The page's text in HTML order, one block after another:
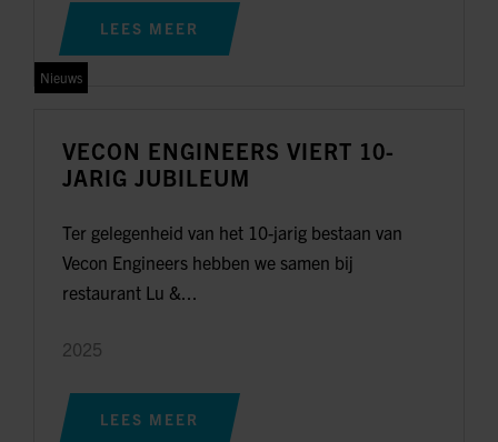
LEES MEER
Nieuws
VECON ENGINEERS VIERT 10-
JARIG JUBILEUM
Ter gelegenheid van het 10-jarig bestaan van
Vecon Engineers hebben we samen bij
restaurant Lu &...
2025
LEES MEER